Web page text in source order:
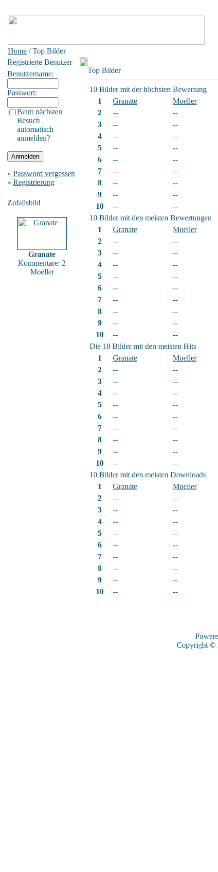
Home / Top Bilder
Registrierte Benutzer
Benutzername:
Passwort:
Beim nächsten
Besuch
automatisch
anmelden?
» Password vergessen
» Registrierung
Zufallsbild
Granate
Kommentare: 2
Moeller
Top Bilder
10 Bilder mit der höchsten Bewertung
1
Granate
Moeller
2
--
--
3
--
--
4
--
--
5
--
--
6
--
--
7
--
--
8
--
--
9
--
--
10
--
--
10 Bilder mit den meisten Bewertungen
1
Granate
Moeller
2
--
--
3
--
--
4
--
--
5
--
--
6
--
--
7
--
--
8
--
--
9
--
--
10
--
--
Die 10 Bilder mit den meisten Hits
1
Granate
Moeller
2
--
--
3
--
--
4
--
--
5
--
--
6
--
--
7
--
--
8
--
--
9
--
--
10
--
--
10 Bilder mit den meisten Downloads
1
Granate
Moeller
2
--
--
3
--
--
4
--
--
5
--
--
6
--
--
7
--
--
8
--
--
9
--
--
10
-- --
Copyright ©